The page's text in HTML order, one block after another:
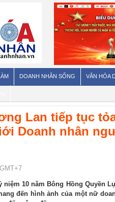
DOANH NHÂN SỐNG VĂN HÓA
Lan tiếp tục
Doanh nhân
10 năm Bông Hồng Quyền
đến hình ảnh của một nữ